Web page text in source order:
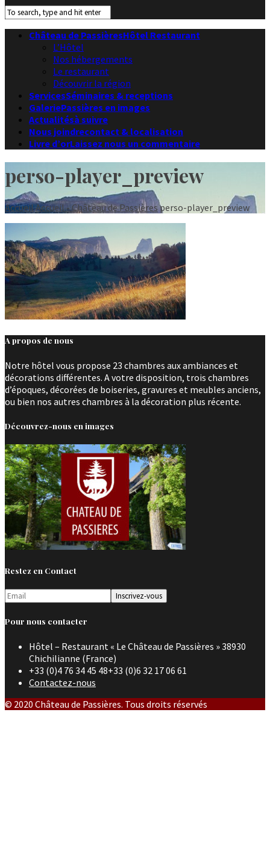
Château de PassièresHôtel Restaurant
L’Hôtel
Nos hébergements
Le restaurant
Découvrir la région
ServicesSéminaires & receptions
GaleriePassières en images
Actualitésà suivre
Nous joindrecontact & localisation
Livre d’orLaissez nous un commentaire
perso-player_preview
AccueilAccueil - Château de Passières perso-player_preview
A propos de nous
Notre hôtel vous propose 23 chambres aux ambiances et
décorations différentes. A votre disposition, trois chambres
d’époques, décorées de boiseries, gravures et meubles anciens,
ou bien nos autres chambres à la décoration plus récente.
Découvrez-nous en images
Restez en Contact
Pour nous contacter
Hôtel – Restaurant « Le Château de Passières » 38930
Chichilianne (France)
+33 (0)4 76 34 45 48+33 (0)6 32 17 06 61
Contactez-nous
© 2020 Château de Passières. Tous droits réservés